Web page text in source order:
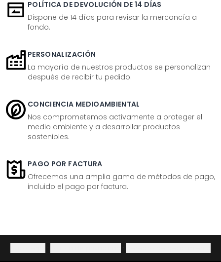
POLÍTICA DE DEVOLUCIÓN DE 14 DÍAS
Dispone de 14 días para revisar la mercancía a
fondo.
PERSONALIZACIÓN
La mayoría de nuestros productos se personalizan
después de recibir tu pedido.
CONCIENCIA MEDIOAMBIENTAL
Nos comprometemos activamente a proteger el
medio ambiente y a desarrollar productos
sostenibles.
PAGO POR FACTURA
Ofrecemos una amplia gama de métodos de pago,
incluido el pago por factura.
· ·